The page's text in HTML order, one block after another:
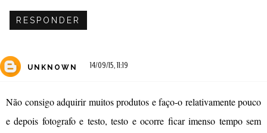
RESPONDER
UNKNOWN 14/09/15, 11:19
Não consigo adquirir muitos produtos e faço-o relativamente pouco
e depois fotografo e testo, testo e ocorre ficar imenso tempo sem